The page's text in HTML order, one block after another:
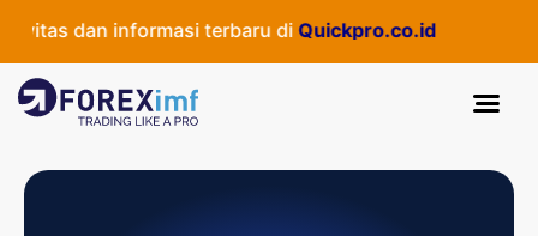
dan informasi terbaru di Quickpro.co.id